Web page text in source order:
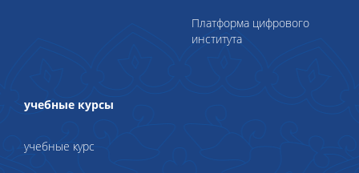
Платформа цифрового
института
учебные курсы
учебные курс